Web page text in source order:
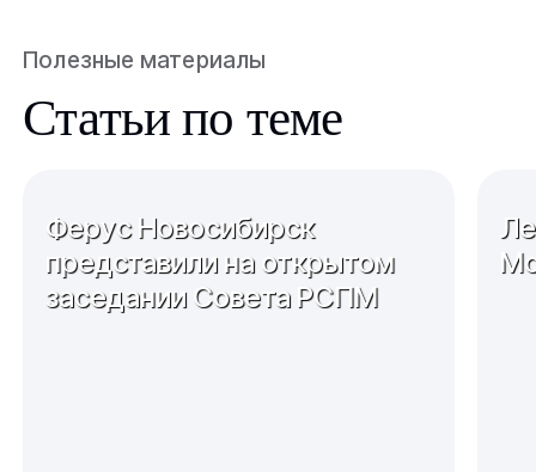
Полезные материалы
Статьи по теме
Ферус Новосибирск
представили на открытом
заседании Совета РСПМ